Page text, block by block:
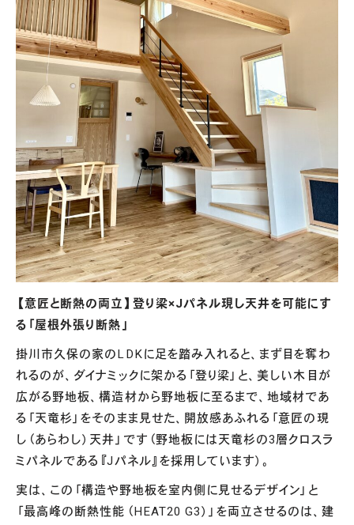
【意匠と断熱の両立】登り梁×Jパネル現し天井を可能にす
る「屋根外張り断熱」
掛川市久保の家のLDKに足を踏み入れると、まず目を奪わ
れるのが、ダイナミックに架かる「登り梁」と、美しい木目が
広がる野地板、構造材から野地板に至るまで、地域材であ
る「天竜杉」をそのまま見せた、開放感あふれる「意匠の現
し（あらわし）天井」です（野地板には天竜杉の3層クロスラ
ミパネルである『Jパネル』を採用しています）。
実は、この「構造や野地板を室内側に見せるデザイン」と
「最高峰の断熱性能（HEAT20 G3）」を両立させるのは、建